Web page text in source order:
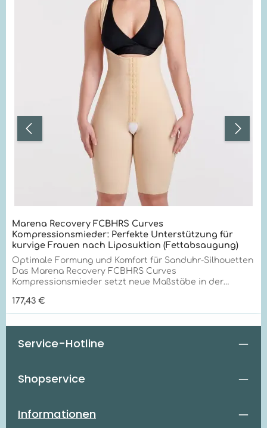
Marena Recovery FCBHRS Curves
Kompressionsmieder: Perfekte Unterstützung für
kurvige Frauen nach Liposuktion (Fettabsaugung)
Optimale Formung und Komfort für Sanduhr-Silhouetten
Das Marena Recovery FCBHRS Curves
Kompressionsmieder setzt neue Maßstäbe in der
Sanduhr-Silhouetten. Mit seiner innovativen TriFlex-
Technologie und außergewöhnlichen
Qualitätsmerkmalen bietet es unübertroffene
Einzigartige Vorteile für optimale Formung Das FCBHRS
Maßgeschneiderte Passform: Folgt den natürlichen
definierte Silhouette. Gezielte Kompression: Einlagige
Kompression an Hüften und Oberschenkeln verhindert
Regulärer Preis:
177,43 €
Service-Hotline
Shopservice
Informationen